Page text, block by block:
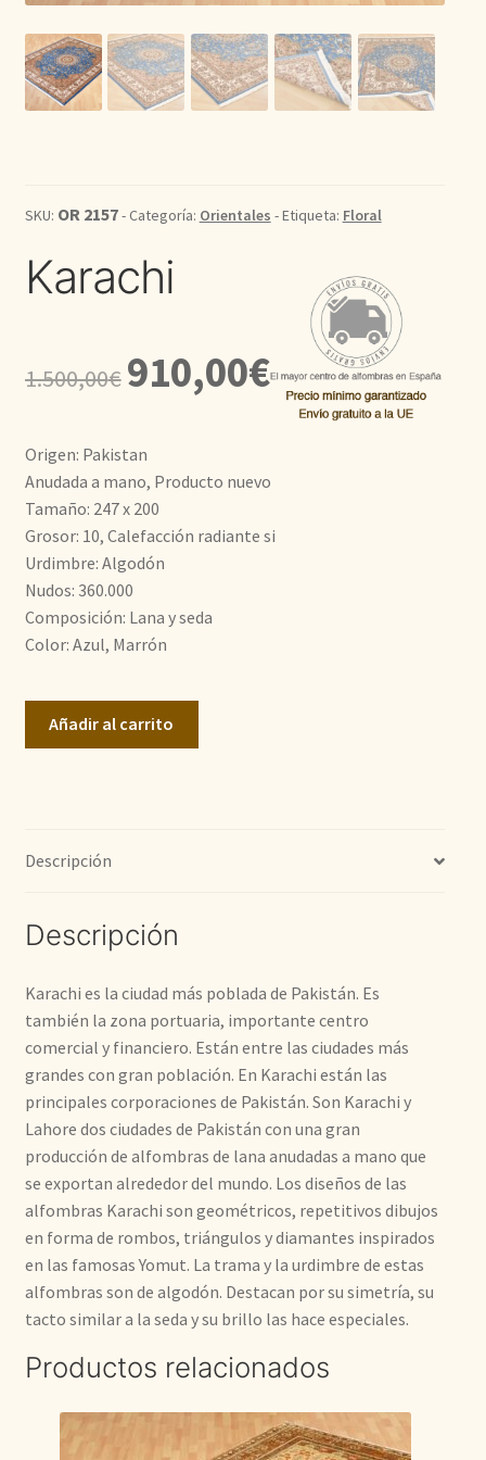
Kilim
Redondas
Seda
Pasillo
SKU: OR 2157- Categoría: Orientales - Etiqueta: Floral
Karachi
1.500,00€
El
precio
era:
1.500,00€.
910,00€El
precio
es:
Origen: Pakistan
Anudada a mano, Producto nuevo
Tamaño: 247 x 200
Grosor: 10, Calefacción radiante si
Urdimbre: Algodón
Nudos: 360.000
Composición: Lana y seda
Color: Azul, Marrón
Añadir al carrito
Descripción
Descripción
Karachi es la ciudad más poblada de Pakistán. Es
también la zona portuaria, importante centro
comercial y financiero. Están entre las ciudades más
grandes con gran población. En Karachi están las
principales corporaciones de Pakistán. Son Karachi y
Lahore dos ciudades de Pakistán con una gran
producción de alfombras de lana anudadas a mano que
se exportan alrededor del mundo. Los diseños de las
alfombras Karachi son geométricos, repetitivos dibujos
en forma de rombos, triángulos y diamantes inspirados
en las famosas Yomut. La trama y la urdimbre de estas
alfombras son de algodón. Destacan por su simetría, su
tacto similar a la seda y su brillo las hace especiales.
Productos relacionados